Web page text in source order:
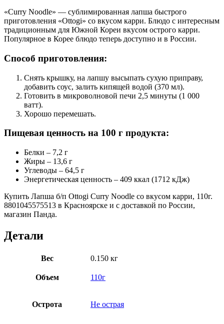
«Curry Noodle» — сублимированная лапша быстрого
приготовления «Ottogi» со вкусом карри. Блюдо с интересным
традиционным для Южной Кореи вкусом острого карри.
Популярное в Корее блюдо теперь доступно и в России.
Способ приготовления:
Снять крышку, на лапшу высыпать сухую приправу,
добавить соус, залить кипящей водой (370 мл).
Готовить в микроволновой печи 2,5 минуты (1 000
ватт).
Хорошо перемешать.
Пищевая ценность на 100 г продукта:
Белки – 7,2 г
Жиры – 13,6 г
Углеводы – 64,5 г
Энергетическая ценность – 409 ккал (1712 кДж)
Купить Лапша б/п Ottogi Curry Noodle со вкусом карри, 110г.
8801045575513 в Красноярске и с доставкой по России,
магазин Панда.
Детали
Вес 0.150 кг
Объем 110г
Острота Не острая